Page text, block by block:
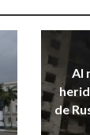
Al
de